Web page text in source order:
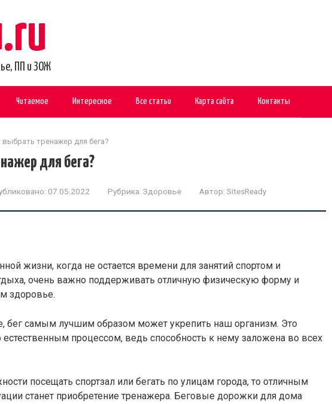
ПП и ЗОЖ
Читаемое Интересное Все статьи Карта сайта Контакты
выбрать тренажер для бега?
для бега?
07.05.2022 Рубрика: Здоровье Автор: SitesReady
жизни, когда не остается времени для занятий спортом и
очень важно поддерживать отличную физическую форму и
здоровье.
бег самым лучшим образом может укрепить наш организм. Это
естественным процессом, ведь способность к нему заложена во всех
посещать спортзал или бегать по улицам города, то отличным
станет приобретение тренажера. Беговые дорожки для дома